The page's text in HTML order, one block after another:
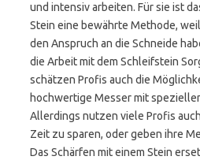
und intensiv arbeiten. Für sie ist
Stein eine bewährte Methode,
den Anspruch an die Schneide
die Arbeit mit dem Schleifstein
schätzen Profis auch die
hochwertige Messer mit
Allerdings nutzen viele Profis
Zeit zu sparen, oder geben ihre
Das Schärfen mit einem Stein